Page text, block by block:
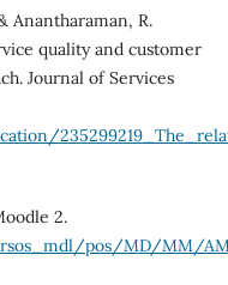
Anantharaman, R.
quality and customer
Journal of Services
2.
pos/MD/MM/